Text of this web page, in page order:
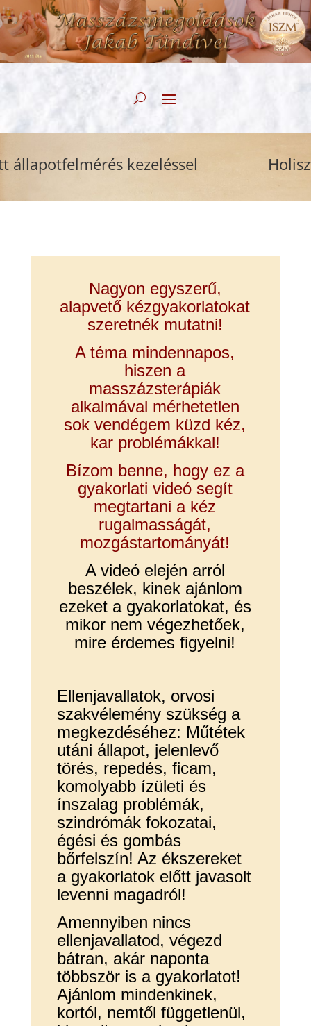
kezeléssel
Nagyon egyszerű,
alapvető kézgyakorlatokat
szeretnék mutatni!
A téma mindennapos,
hiszen a
masszázsterápiák
alkalmával mérhetetlen
sok vendégem küzd kéz,
kar problémákkal!
Bízom benne, hogy ez a
gyakorlati videó segít
megtartani a kéz
rugalmasságát,
mozgástartományát!
A videó elején arról
beszélek, kinek ajánlom
ezeket a gyakorlatokat, és
mikor nem végezhetőek,
mire érdemes figyelni!
Ellenjavallatok, orvosi
szakvélemény szükség a
megkezdéséhez: Műtétek
utáni állapot, jelenlevő
törés, repedés, ficam,
komolyabb ízületi és
ínszalag problémák,
szindrómák fokozatai,
égési és gombás
bőrfelszín! Az ékszereket
a gyakorlatok előtt javasolt
levenni magadról!
Amennyiben nincs
ellenjavallatod, végezd
bátran, akár naponta
többször is a gyakorlatot!
Ajánlom mindenkinek,
kortól, nemtől függetlenül,